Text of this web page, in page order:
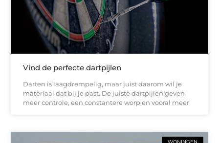
Vind de perfecte dartpijlen
Darten is laagdrempelig, maar juist daarom wil je
materiaal dat bij je past. De juiste dartpijlen geven
meer controle, een constantere worp en vooral meer
WONINGEN